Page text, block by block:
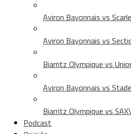
Aviron Bayonnais vs
Aviron Bayonnais vs
Biarritz Olympique vs
Aviron Bayonnais vs
Biarritz Olympique vs
Podcast